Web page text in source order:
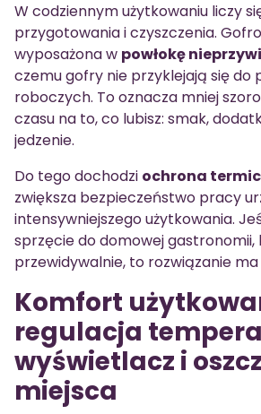
W codziennym użytkowaniu liczy
przygotowania i czyszczenia.
wyposażona w powłokę
czemu gofry nie przyklejają się do
roboczych. To oznacza mniej
czasu na to, co lubisz: smak,
jedzenie.
Do tego dochodzi ochrona
zwiększa bezpieczeństwo pracy
intensywniejszego użytkowania.
sprzęcie do domowej gastronomii,
przewidywalnie, to rozwiązanie
Komfort
regulacja
wyświetlacz i
miejsca